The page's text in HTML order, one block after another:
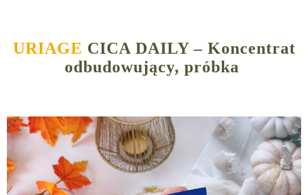
URIAGE CICA DAILY – Koncentrat
odbudowujący, próbka